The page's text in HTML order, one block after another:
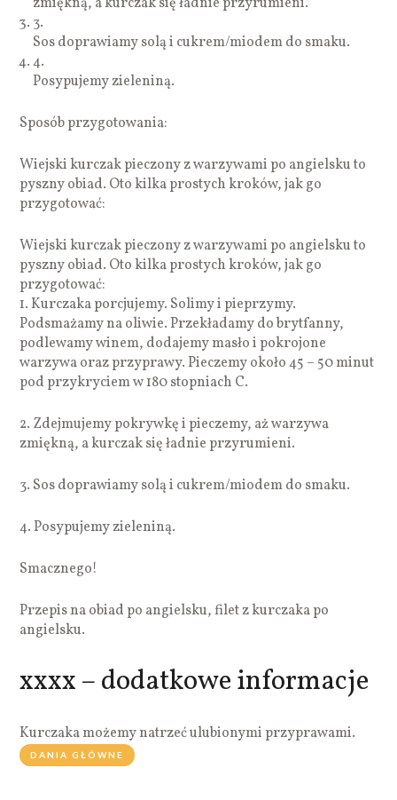
3.
Sos doprawiamy solą i cukrem/miodem do smaku.
4.
Posypujemy zieleniną.
Sposób przygotowania:
Wiejski kurczak pieczony z warzywami po angielsku to
pyszny obiad. Oto kilka prostych kroków, jak go
przygotować:
Wiejski kurczak pieczony z warzywami po angielsku to
pyszny obiad. Oto kilka prostych kroków, jak go
przygotować:
1. Kurczaka porcjujemy. Solimy i pieprzymy.
Podsmażamy na oliwie. Przekładamy do brytfanny,
podlewamy winem, dodajemy masło i pokrojone
warzywa oraz przyprawy. Pieczemy około 45 – 50 minut
pod przykryciem w 180 stopniach C.
2. Zdejmujemy pokrywkę i pieczemy, aż warzywa
zmiękną, a kurczak się ładnie przyrumieni.
3. Sos doprawiamy solą i cukrem/miodem do smaku.
4. Posypujemy zieleniną.
Smacznego!
Przepis na obiad po angielsku, filet z kurczaka po
angielsku.
xxxx – dodatkowe informacje
Kurczaka możemy natrzeć ulubionymi przyprawami.
DANIA GŁÓWNE